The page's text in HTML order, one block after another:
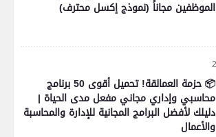
الموظفين مجاناً (نموذج إكسل محترف)
📦 حزمة العمالقة! تحميل أقوى 50 برنامج
محاسبي وإداري مجاني مفعل مدى الحياة |
دليلك لأفضل البرامج المجانية للإدارة والمحاسبة
والأعمال